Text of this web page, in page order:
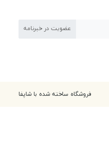
عضویت در خبرنامه
فروشگاه ساخته شده با شاپفا